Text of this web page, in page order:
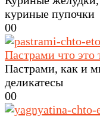
куриные пупочки
00
Пастрами что это
Пастрами, как и
деликатесы
00